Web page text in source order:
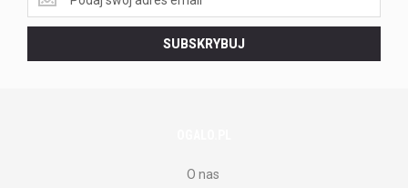
się
do
newslettera.
SUBSKRYBUJ
O nas